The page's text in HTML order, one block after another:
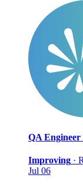
QA Engineer
Improving ·
Jul 06